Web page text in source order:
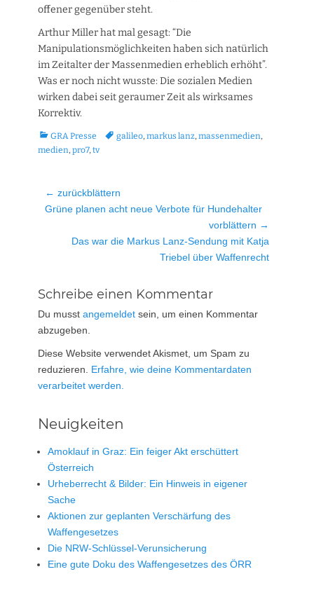
offener gegenüber steht.
Arthur Miller hat mal gesagt: “Die
Manipulationsmöglichkeiten haben sich natürlich
im Zeitalter der Massenmedien erheblich erhöht”.
Was er noch nicht wusste: Die sozialen Medien
wirken dabei seit geraumer Zeit als wirksames
Korrektiv.
Kategorien
GRA Presse Tagsgalileo, markus lanz, massenmedien,
medien, pro7, tv
Beitragsnavigation
← zurückblättern
Vorheriger
Grüne planen acht neue Verbote für Hundehalter
vorblättern →
NächsterDas war die Markus Lanz-Sendung mit Katja
Triebel über Waffenrecht
Schreibe einen Kommentar
Du musst angemeldet sein, um einen Kommentar
abzugeben.
Diese Website verwendet Akismet, um Spam zu
reduzieren. Erfahre, wie deine Kommentardaten
verarbeitet werden.
Neuigkeiten
Amoklauf in Graz: Ein feiger Akt erschüttert
Österreich
Urheberrecht & Bilder: Ein Hinweis in eigener
Sache
Aktionen zur geplanten Verschärfung des
Waffengesetzes
Die NRW-Schlüssel-Verunsicherung
Eine gute Doku des Waffengesetzes des ÖRR